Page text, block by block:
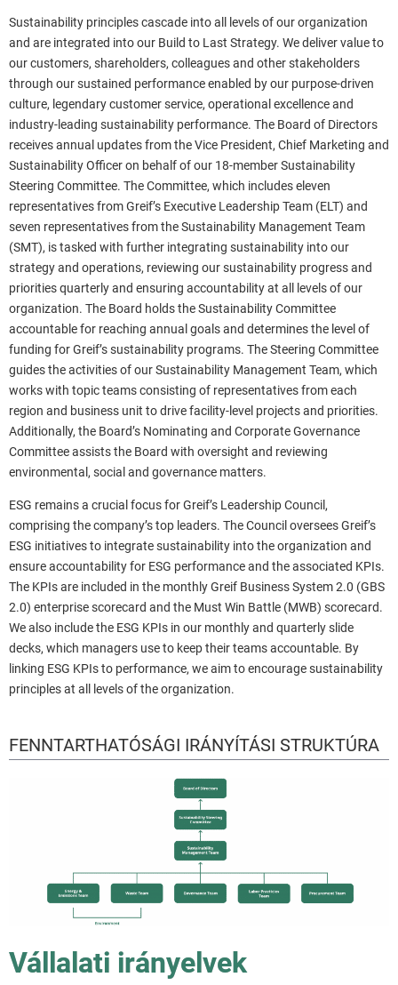
Célok és teljesítmény
ESG jelentési indexek
Jelentés letöltések
Sustainability principles cascade into all levels of our organization
and are integrated into our Build to Last Strategy. We deliver value to
our customers, shareholders, colleagues and other stakeholders
through our sustained performance enabled by our purpose-driven
culture, legendary customer service, operational excellence and
industry-leading sustainability performance. The Board of Directors
receives annual updates from the Vice President, Chief Marketing and
Sustainability Officer on behalf of our 18-member Sustainability
Steering Committee. The Committee, which includes eleven
representatives from Greif’s Executive Leadership Team (ELT) and
seven representatives from the Sustainability Management Team
(SMT), is tasked with further integrating sustainability into our
strategy and operations, reviewing our sustainability progress and
priorities quarterly and ensuring accountability at all levels of our
organization. The Board holds the Sustainability Committee
accountable for reaching annual goals and determines the level of
funding for Greif’s sustainability programs. The Steering Committee
guides the activities of our Sustainability Management Team, which
works with topic teams consisting of representatives from each
region and business unit to drive facility-level projects and priorities.
Additionally, the Board’s Nominating and Corporate Governance
Committee assists the Board with oversight and reviewing
environmental, social and governance matters.
ESG remains a crucial focus for Greif’s Leadership Council,
comprising the company’s top leaders. The Council oversees Greif’s
ESG initiatives to integrate sustainability into the organization and
ensure accountability for ESG performance and the associated KPIs.
The KPIs are included in the monthly Greif Business System 2.0 (GBS
2.0) enterprise scorecard and the Must Win Battle (MWB) scorecard.
We also include the ESG KPIs in our monthly and quarterly slide
decks, which managers use to keep their teams accountable. By
linking ESG KPIs to performance, we aim to encourage sustainability
principles at all levels of the organization.
FENNTARTHATÓSÁGI IRÁNYÍTÁSI STRUKTÚRA
Vállalati irányelvek